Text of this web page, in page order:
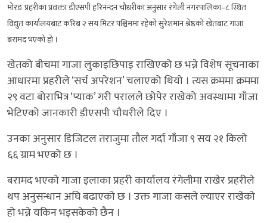
मोरङ प्रहरीका प्रवक्ता डीएसपी हरिनन्दन चौधरीका अनुसार रंगेली नगरपालिका–८ स्थित
विद्युत कार्यालयबाट करिब २ सय मिटर पश्चिममा रहेको सुरेशमान श्रेष्ठको खेतबाट गाजा
बरामद भएको हो ।
खेतको बीचमा गाजा लुकाइछिपाइ राखिएको छ भन्ने विशेष सूचनाका
आधारमा प्रहरीले ‘सर्च अपरेशन’ चलाएको थियो । त्यस क्रममा क्रममा
२९ वटा बोराभित्र ‘प्याक’ गरी परालले छोपेर राखेको अवस्थामा गाँजा
भेटिएको जानकारी डीएसपी चौधरीले दिए ।
उनका अनुसार डिजिटल तराजुमा तौल गर्दा गाँजा ९ सय २१ किलो
६६ ग्राम भएको छ ।
बरामद भएको गाजा इलाका प्रहरी कार्यालय रंगेलीमा राखेर प्रहरीले
थप अनुसन्धान अघि बढाएको छ । उक्त गाजा कसले ल्याएर राखेको
हो भन्ने यकिन भइसकेको छैन ।